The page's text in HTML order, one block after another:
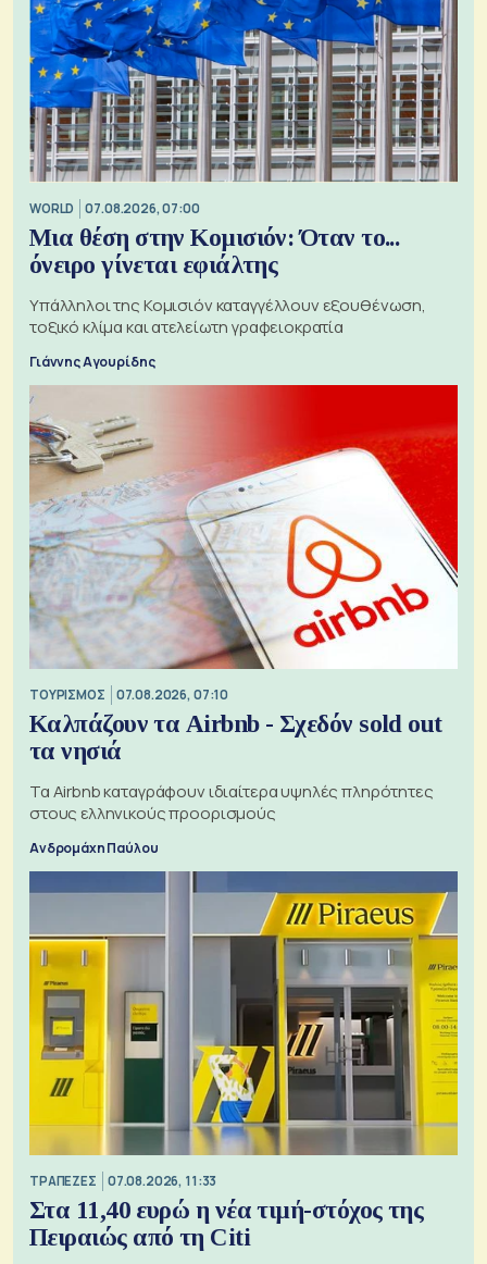
WORLD 07.08.2026, 07:00
Μια θέση στην Κομισιόν: Όταν το...
όνειρο γίνεται εφιάλτης
Υπάλληλοι της Κομισιόν καταγγέλλουν εξουθένωση,
τοξικό κλίμα και ατελείωτη γραφειοκρατία
Γιάννης Αγουρίδης
ΤΟΥΡΙΣΜΟΣ 07.08.2026, 07:10
Καλπάζουν τα Airbnb - Σχεδόν sold out
τα νησιά
Τα Airbnb καταγράφουν ιδιαίτερα υψηλές πληρότητες
στους ελληνικούς προορισμούς
Ανδρομάχη Παύλου
ΤΡΑΠΕΖΕΣ 07.08.2026, 11:33
Στα 11,40 ευρώ η νέα τιμή-στόχος της
Πειραιώς από τη Citi